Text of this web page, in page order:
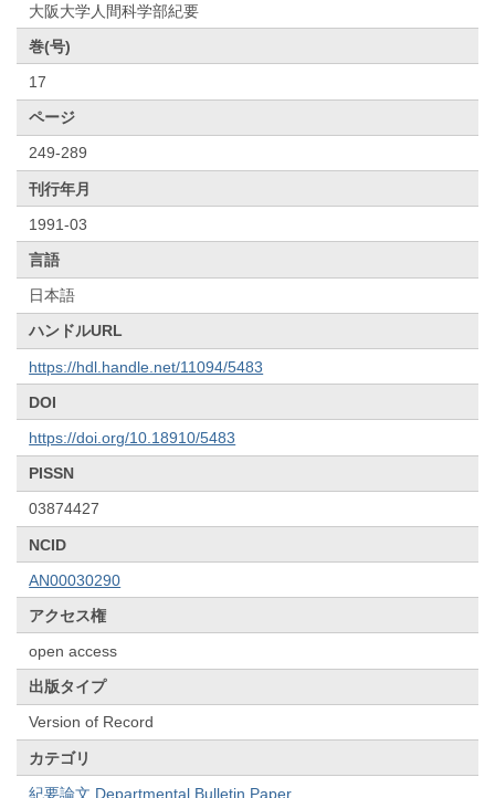
大阪大学人間科学部紀要
巻(号)
17
ページ
249-289
刊行年月
1991-03
言語
日本語
ハンドルURL
https://hdl.handle.net/11094/5483
DOI
https://doi.org/10.18910/5483
PISSN
03874427
NCID
AN00030290
アクセス権
open access
出版タイプ
Version of Record
カテゴリ
紀要論文 Departmental Bulletin Paper